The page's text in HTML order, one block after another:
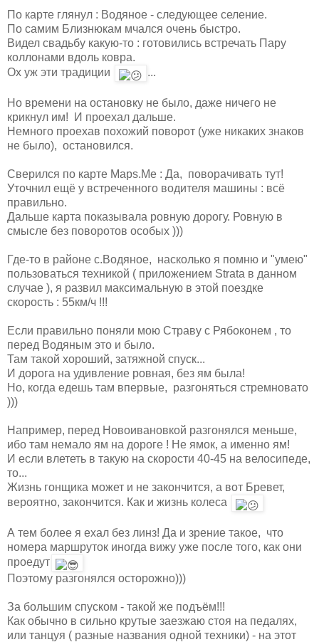
По карте глянул : Водяное - следующее селение.
По самим Близнюкам мчался очень быстро.
Видел свадьбу какую-то : готовились встречать Пару
коллонами вдоль ковра.
Ох уж эти традиции
...
Но времени на остановку не было, даже ничего не
крикнул им! И проехал дальше.
Немного проехав похожий поворот (уже никаких знаков
не было), остановился.
Сверился по карте Maps.Me : Да, поворачивать тут!
Уточнил ещё у встреченного водителя машины : всё
правильно.
Дальше карта показывала ровную дорогу. Ровную в
смысле без поворотов особых )))
Где-то в районе с.Водяное, насколько я помню и "умею"
пользоваться техникой ( приложением Strata в данном
случае ), я развил максимальную в этой поездке
скорость : 55км/ч !!!
Если правильно поняли мою Страву с Рябоконем , то
перед Водяным это и было.
Там такой хороший, затяжной спуск...
И дорога на удивление ровная, без ям была!
Но, когда едешь там впервые, разгоняться стремновато
)))
Например, перед Новоивановкой разгонялся меньше,
ибо там немало ям на дороге ! Не ямок, а именно ям!
И если влететь в такую на скорости 40-45 на велосипеде,
то...
Жизнь гонщика может и не закончится, а вот Бревет,
вероятно, закончится. Как и жизнь колеса
А тем более я ехал без линз! Да и зрение такое, что
номера маршруток иногда вижу уже после того, как они
проедут
Поэтому разгонялся осторожно)))
За большим спуском - такой же подъём!!!
Как обычно в сильно крутые заезжаю стоя на педалях,
или танцуя ( разные названия одной техники) - на этот